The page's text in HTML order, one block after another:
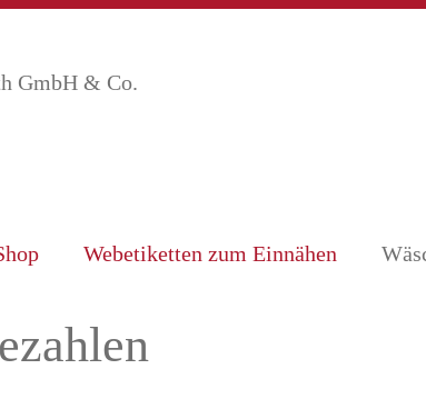
Webetiketten zum Einnähen